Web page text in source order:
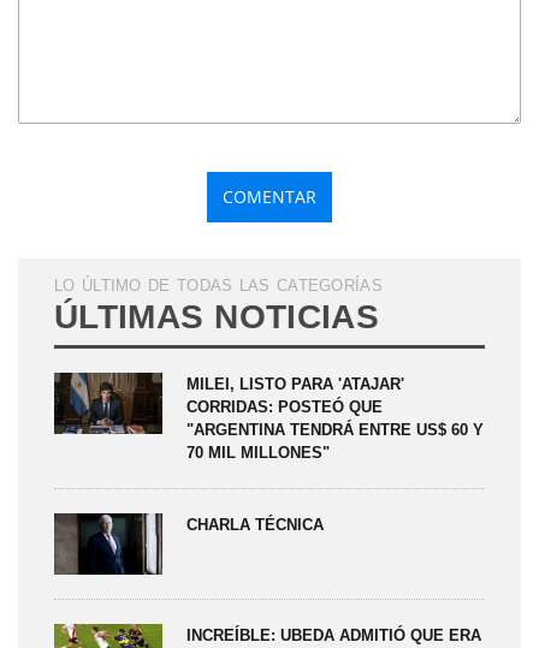
LO ÚLTIMO DE TODAS LAS CATEGORÍAS
ÚLTIMAS NOTICIAS
MILEI, LISTO PARA 'ATAJAR'
CORRIDAS: POSTEÓ QUE
"ARGENTINA TENDRÁ ENTRE US$ 60 Y
70 MIL MILLONES"
CHARLA TÉCNICA
INCREÍBLE: UBEDA ADMITIÓ QUE ERA